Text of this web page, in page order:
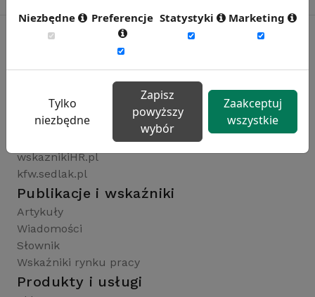
Rynekpracy.pl
wynagrodzenia.pl
raportyplacowe.pl
wskaznikiHR.pl
kfw.sedlak.pl
Publikacje i wskaźniki
Artykuły
Wiadomości
Słownik
Wskaźniki rynku pracy
Produkty i usługi
Niezbędne Preferencje Statystyki Marketing
Tylko
niezbędne
Zapisz
powyższy
wybór
Zaakceptuj
wszystkie